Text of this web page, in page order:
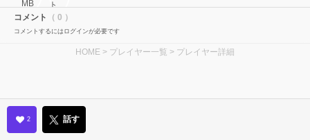
コメント （ 0 ）
コメントするにはログインが必要です
HOME > プレイヤー一覧 > プレイヤー詳細
2 話す